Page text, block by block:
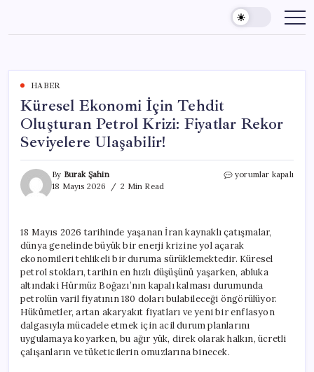
content
HABER
Küresel Ekonomi İçin Tehdit
Oluşturan Petrol Krizi: Fiyatlar Rekor
Seviyelere Ulaşabilir!
By Burak Şahin
18 Mayıs 2026
2 Min Read
Küresel
Petrol
Krizi:
Fiyatlar
Rekor
Seviyelere
Ulaşabilir!
için
yorumlar kapalı
18 Mayıs 2026 tarihinde yaşanan İran kaynaklı çatışmalar,
dünya genelinde büyük bir enerji krizine yol açarak
ekonomileri tehlikeli bir duruma sürüklemektedir. Küresel
petrol stokları, tarihin en hızlı düşüşünü yaşarken, abluka
altındaki Hürmüz Boğazı’nın kapalı kalması durumunda
petrolün varil fiyatının 180 doları bulabileceği öngörülüyor.
Hükümetler, artan akaryakıt fiyatları ve yeni bir enflasyon
dalgasıyla mücadele etmek için acil durum planlarını
uygulamaya koyarken, bu ağır yük, direk olarak halkın, ücretli
çalışanların ve tüketicilerin omuzlarına binecek.